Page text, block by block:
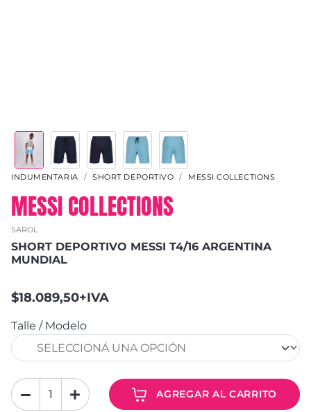
INDUMENTARIA SHORT DEPORTIVO MESSI COLLECTIONS
MESSI COLLECTIONS
SAROL
SHORT DEPORTIVO MESSI T4/16 ARGENTINA
MUNDIAL
$18.089,50+IVA
Talle / Modelo
AGREGAR AL CARRITO